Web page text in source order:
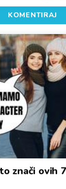
KOMENTIRAJ
znači ovih